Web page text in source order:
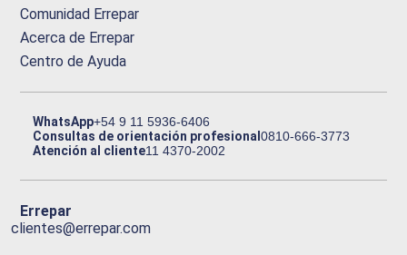
Comunidad Errepar
Acerca de Errepar
Centro de Ayuda
WhatsApp+54 9 11 5936-6406
Consultas de orientación profesional0810-666-3773
Atención al cliente11 4370-2002
Errepar
clientes@errepar.com